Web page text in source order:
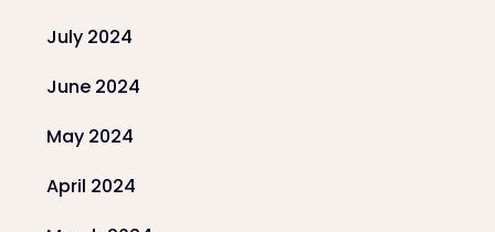
July 2024
June 2024
May 2024
April 2024